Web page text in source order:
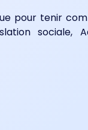
pour tenir
sociale,